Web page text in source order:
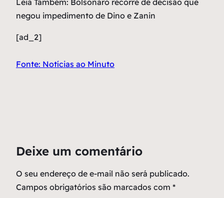
Leia Também: Bolsonaro recorre de decisão que
negou impedimento de Dino e Zanin
[ad_2]
Fonte: Notícias ao Minuto
Deixe um comentário
O seu endereço de e-mail não será publicado.
Campos obrigatórios são marcados com *